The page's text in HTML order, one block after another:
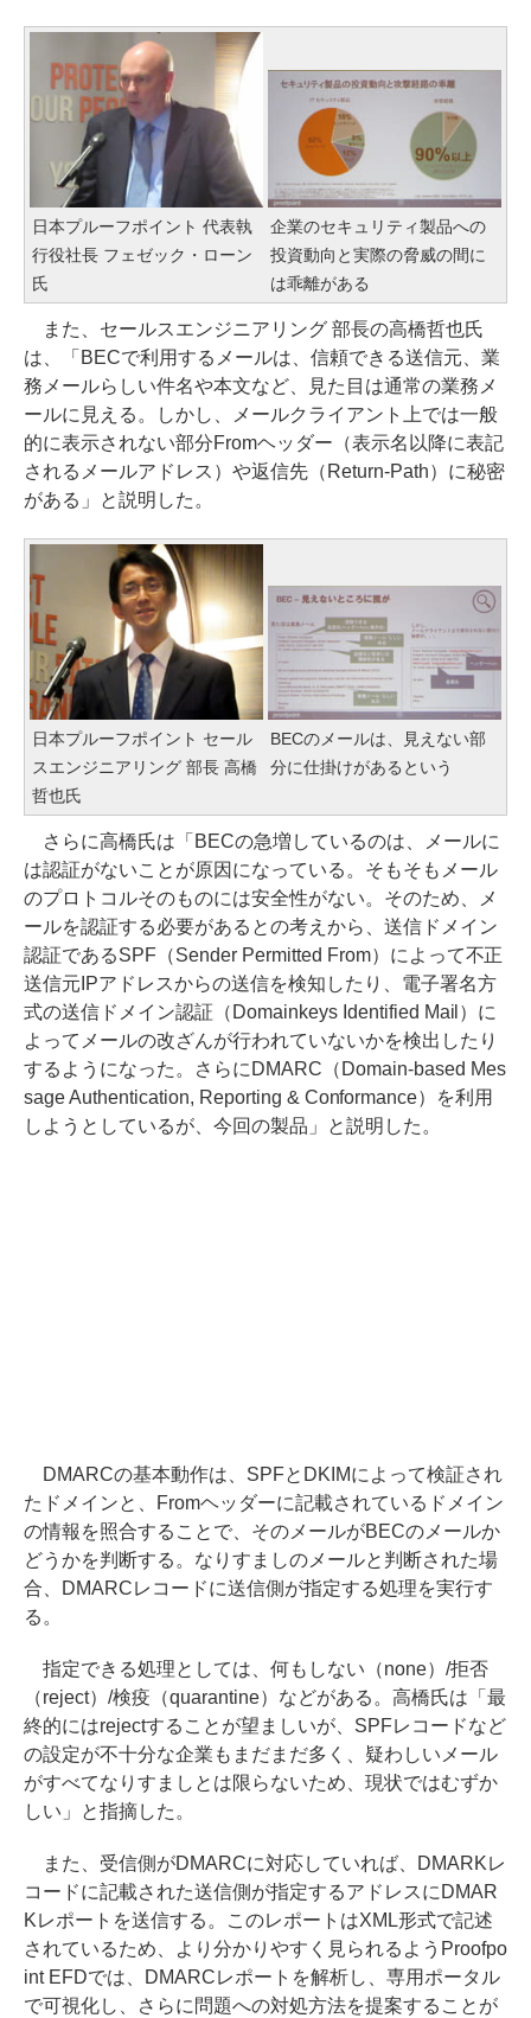
日本プルーフポイント 代表執
行役社長 フェゼック・ローン
氏
企業のセキュリティ製品への
投資動向と実際の脅威の間に
は乖離がある
また、セールスエンジニアリング 部長の高橋哲也氏
は、「BECで利用するメールは、信頼できる送信元、業
務メールらしい件名や本文など、見た目は通常の業務メ
ールに見える。しかし、メールクライアント上では一般
的に表示されない部分Fromヘッダー（表示名以降に表記
されるメールアドレス）や返信先（Return-Path）に秘密
がある」と説明した。
日本プルーフポイント セール
スエンジニアリング 部長 高橋
哲也氏
BECのメールは、見えない部
分に仕掛けがあるという
さらに高橋氏は「BECの急増しているのは、メールに
は認証がないことが原因になっている。そもそもメール
のプロトコルそのものには安全性がない。そのため、メ
ールを認証する必要があるとの考えから、送信ドメイン
認証であるSPF（Sender Permitted From）によって不正
送信元IPアドレスからの送信を検知したり、電子署名方
式の送信ドメイン認証（Domainkeys Identified Mail）に
よってメールの改ざんが行われていないかを検出したり
するようになった。さらにDMARC（Domain-based Mes
sage Authentication, Reporting & Conformance）を利用
しようとしているが、今回の製品」と説明した。
DMARCの基本動作は、SPFとDKIMによって検証され
たドメインと、Fromヘッダーに記載されているドメイン
の情報を照合することで、そのメールがBECのメールか
どうかを判断する。なりすましのメールと判断された場
合、DMARCレコードに送信側が指定する処理を実行す
る。
指定できる処理としては、何もしない（none）/拒否
（reject）/検疫（quarantine）などがある。高橋氏は「最
終的にはrejectすることが望ましいが、SPFレコードなど
の設定が不十分な企業もまだまだ多く、疑わしいメール
がすべてなりすましとは限らないため、現状ではむずか
しい」と指摘した。
また、受信側がDMARCに対応していれば、DMARKレ
コードに記載された送信側が指定するアドレスにDMAR
Kレポートを送信する。このレポートはXML形式で記述
されているため、より分かりやすく見られるようProofpo
int EFDでは、DMARCレポートを解析し、専用ポータル
で可視化し、さらに問題への対処方法を提案することが